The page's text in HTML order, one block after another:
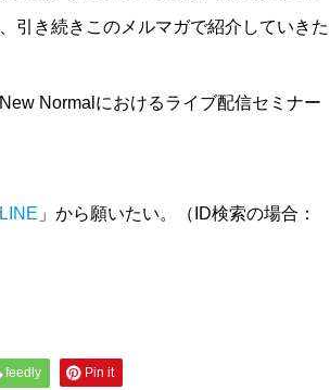
引き続きこのメルマガで紹介していきた
Normalにおけるライブ配信セミナー
」から願いたい。（ID検索の場合：
feedly Pin it